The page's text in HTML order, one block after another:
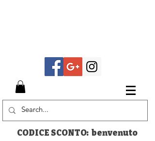
CODICE SCONTO: benvenuto